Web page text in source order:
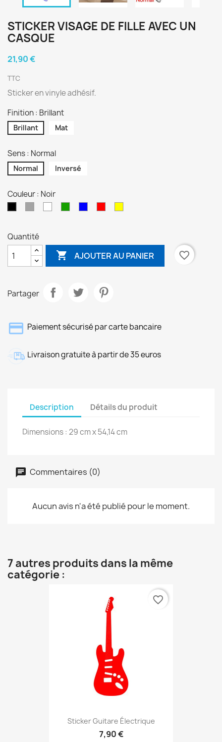
STICKER VISAGE DE FILLE AVEC UN
CASQUE
21,90 €
TTC
Sticker en vinyle adhésif.
Finition : Brillant
Brillant Mat
Sens : Normal
Normal Inversé
Couleur : Noir
Quantité
 AJOUTER AU PANIER favorite_border
Partager
Paiement sécurisé par carte bancaire
Livraison gratuite à partir de 35 euros
Description Détails du produit
Dimensions : 29 cm x 54,14 cm
Commentaires (0)
Aucun avis n'a été publié pour le moment.
7 autres produits dans la même
catégorie :
Sticker Guitare Électrique
7,90 €
favorite_border